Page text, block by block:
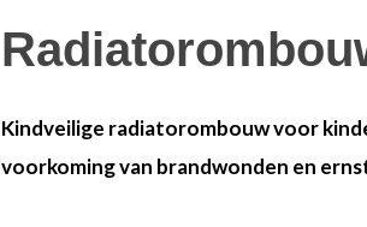
Kindveilige radiatorombouw voor
voorkoming van brandwonden en